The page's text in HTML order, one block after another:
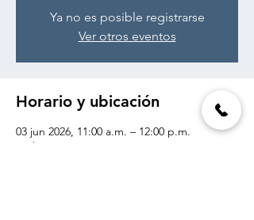
Ya no es posible registrarse
Ver otros eventos
Horario y ubicación
03 jun 2026, 11:00 a.m. – 12:00 p.m.
Webinar